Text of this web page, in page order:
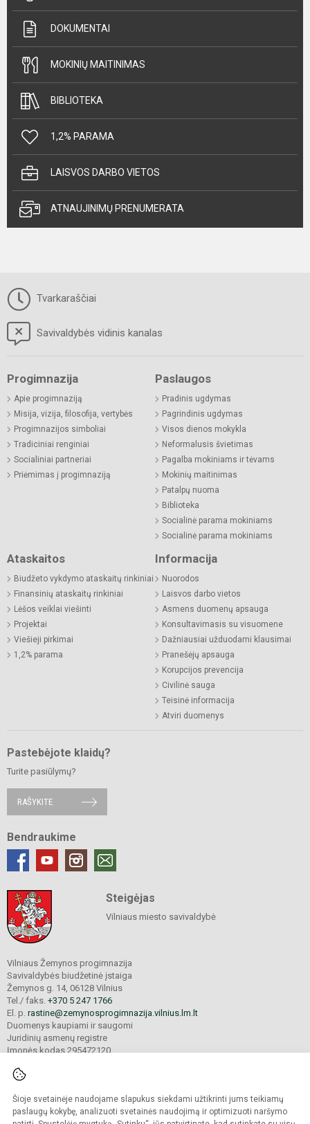
Šioje svetainėje naudojame slapukus siekdami užtikrinti jums teikiamų
paslaugų kokybę, analizuoti svetainės naudojimą ir optimizuoti naršymo
DOKUMENTAI
MOKINIŲ MAITINIMAS
BIBLIOTEKA
1,2% PARAMA
LAISVOS DARBO VIETOS
ATNAUJINIMŲ PRENUMERATA
Tvarkaraščiai
Savivaldybės vidinis kanalas
Progimnazija
Apie progimnaziją
Misija, vizija, filosofija, vertybės
Progimnazijos simboliai
Tradiciniai renginiai
Socialiniai partneriai
Priėmimas į progimnaziją
Paslaugos
Pradinis ugdymas
Pagrindinis ugdymas
Visos dienos mokykla
Neformalusis švietimas
Pagalba mokiniams ir tėvams
Mokinių maitinimas
Patalpų nuoma
Biblioteka
Socialinė parama mokiniams
Socialinė parama mokiniams
Ataskaitos
Biudžeto vykdymo ataskaitų rinkiniai
Finansinių ataskaitų rinkiniai
Lėšos veiklai viešinti
Projektai
Viešieji pirkimai
1,2% parama
Informacija
Nuorodos
Laisvos darbo vietos
Asmens duomenų apsauga
Konsultavimasis su visuomene
Dažniausiai užduodami klausimai
Pranešėjų apsauga
Korupcijos prevencija
Civilinė sauga
Teisinė informacija
Atviri duomenys
Pastebėjote klaidų?
Turite pasiūlymų?
RAŠYKITE
Bendraukime
Steigėjas
Vilniaus miesto savivaldybė
Vilniaus Žemynos progimnazija
Savivaldybės biudžetinė įstaiga
Žemynos g. 14, 06128 Vilnius
Tel./ faks. +370 5 247 1766
El. p. rastine@zemynosprogimnazija.vilnius.lm.lt
Duomenys kaupiami ir saugomi
Juridinių asmenų registre
Įmonės kodas 295472120
© 2024. Vilniaus Žemynos progimnazija. Visos teisės saugomos.
Kopijuoti turinį be raštiško įstaigos administracijos sutikimo griežtai draudžiama.